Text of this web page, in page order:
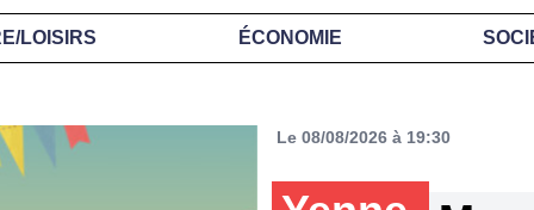
LOISIRS ÉCONOMIE
Le 08/08/2026 à 19:30